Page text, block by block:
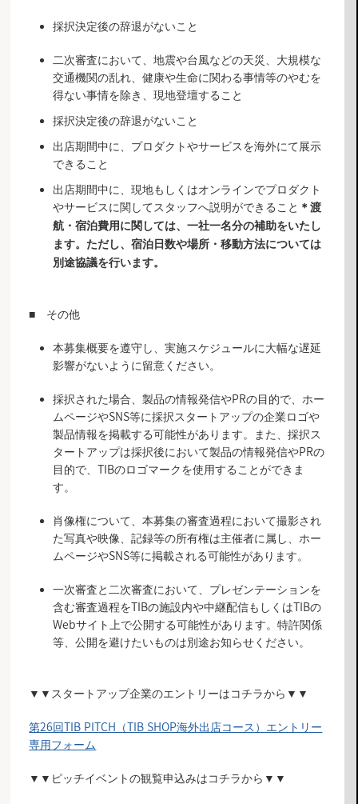
採択決定後の辞退がないこと
二次審査において、地震や台風などの天災、大規模な
交通機関の乱れ、健康や生命に関わる事情等のやむを
得ない事情を除き、現地登壇すること
採択決定後の辞退がないこと
出店期間中に、プロダクトやサービスを海外にて展示
できること
出店期間中に、現地もしくはオンラインでプロダクト
やサービスに関してスタッフへ説明ができること ＊渡
航・宿泊費用に関しては、一社一名分の補助をいたし
ます。ただし、宿泊日数や場所・移動方法については
別途協議を行います。
■ その他
本募集概要を遵守し、実施スケジュールに大幅な遅延
影響がないように留意ください。
採択された場合、製品の情報発信やPRの目的で、ホー
ムページやSNS等に採択スタートアップの企業ロゴや
製品情報を掲載する可能性があります。また、採択ス
タートアップは採択後において製品の情報発信やPRの
目的で、TIBのロゴマークを使用することができま
す。
肖像権について、本募集の審査過程において撮影され
た写真や映像、記録等の所有権は主催者に属し、ホー
ムページやSNS等に掲載される可能性があります。
一次審査と二次審査において、プレゼンテーションを
含む審査過程をTIBの施設内や中継配信もしくはTIBの
Webサイト上で公開する可能性があります。特許関係
等、公開を避けたいものは別途お知らせください。
▼▼スタートアップ企業のエントリーはコチラから▼▼
第26回TIB PITCH（TIB SHOP海外出店コース）エントリー
専用フォーム
▼▼ピッチイベントの観覧申込みはコチラから▼▼